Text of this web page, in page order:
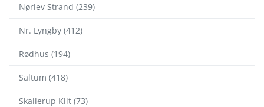
Nørlev Strand (239)
Nr. Lyngby (412)
Rødhus (194)
Saltum (418)
Skallerup Klit (73)